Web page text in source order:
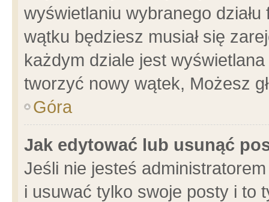
wyświetlaniu wybranego
wątku będziesz musiał się
każdym dziale jest
tworzyć nowy wątek, Możesz
Góra
Jak edytować lub usunąć
Jeśli nie jesteś
i usuwać tylko swoje posty i to